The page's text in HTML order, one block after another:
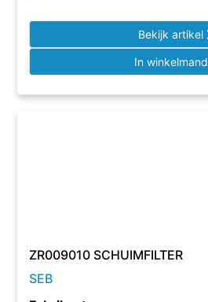
Bekijk artikel
In winkelmand
ZR009010 SCHUIMFILTER
SEB